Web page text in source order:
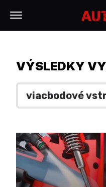
VÝSLEDKY